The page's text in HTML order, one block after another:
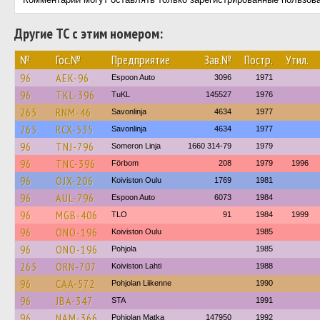
Другие ТС с этим номером:
№ Гос.№ Предприятие Зав.№ Постр. Утил.
96 AEK-96 Espoon Auto 3096 1971
96 TKL-396 TuKL 145527 1976
265 RNM-46 Savonlinja 4634 1977
265 RCX-535 Savonlinja 4634 1977
96 TNJ-796 Someron Linja 1660 314-79 1979
96 TNC-396 Förbom 208 1979 1996
96 OJX-206 Koiviston Oulu 1769 1981
96 AUL-796 Espoon Auto 6073 1984
96 MGB-406 TLO 91 1984 1999
96 ONO-196 Koiviston Oulu 1985
96 ONO-196 Pohjola 1985
265 ORN-707 Koiviston Lahti 1988
96 CAA-572 Pohjolan Liikenne 1990
96 JBA-347 STA 1991
Pohjolan Matka 147950 1992